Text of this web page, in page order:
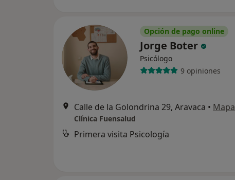
Opción de pago online
Jorge Boter
Psicólogo
9 opiniones
Calle de la Golondrina 29, Aravaca • Mapa
Clínica Fuensalud
Primera visita Psicología